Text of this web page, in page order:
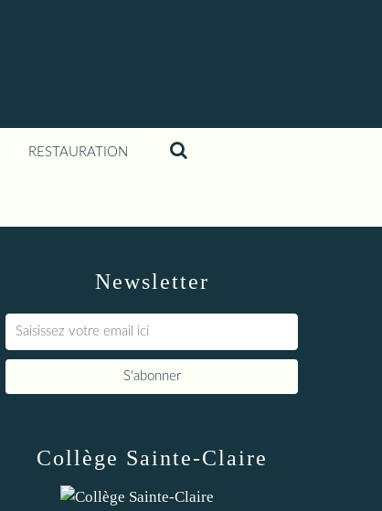
RESTAURATION
Newsletter
Collège Sainte-Claire